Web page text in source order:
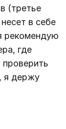
(третье
в себе
рекомендую
где
проверить
я держу